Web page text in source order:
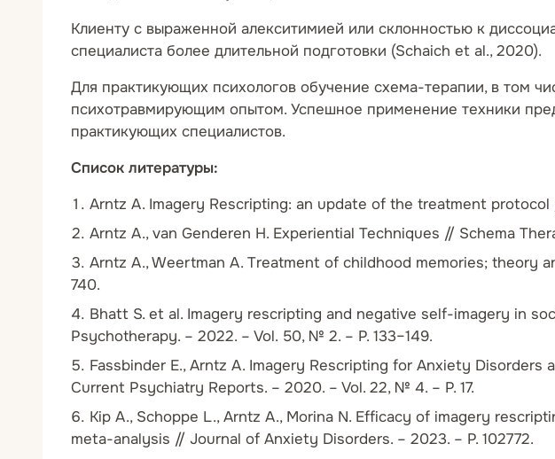
Клиенту с выраженной алекситимией или склонностью к
специалиста более длительной подготовки (Schaich et al., 2020).
Для практикующих психологов обучение схема-терапии, в том
психотравмирующим опытом. Успешное применение техники
практикующих специалистов.
Список литературы:
Arntz A. Imagery Rescripting: an update of the treatment protocol
Arntz A., van Genderen H. Experiential Techniques // Schema
Arntz A., Weertman A. Treatment of childhood memories; theory
740.
Bhatt S. et al. Imagery rescripting and negative self-imagery in
Psychotherapy. – 2022. – Vol. 50, № 2. – P. 133–149.
Fassbinder E., Arntz A. Imagery Rescripting for Anxiety
Current Psychiatry Reports. – 2020. – Vol. 22, № 4. – P. 17.
Kip A., Schoppe L., Arntz A., Morina N. Efficacy of imagery
meta-analysis // Journal of Anxiety Disorders. – 2023. – P. 102772.